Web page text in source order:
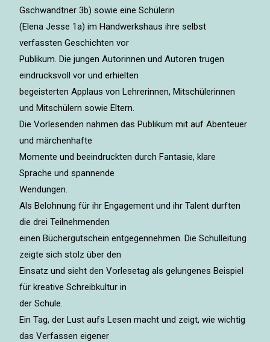
Gschwandtner 3b) sowie eine Schülerin
(Elena Jesse 1a) im Handwerkshaus ihre selbst
verfassten Geschichten vor
Publikum. Die jungen Autorinnen und Autoren trugen
eindrucksvoll vor und erhielten
begeisterten Applaus von Lehrerinnen, Mitschülerinnen
und Mitschülern sowie Eltern.
Die Vorlesenden nahmen das Publikum mit auf Abenteuer
und märchenhafte
Momente und beeindruckten durch Fantasie, klare
Sprache und spannende
Wendungen.
Als Belohnung für ihr Engagement und ihr Talent durften
die drei Teilnehmenden
einen Büchergutschein entgegennehmen. Die Schulleitung
zeigte sich stolz über den
Einsatz und sieht den Vorlesetag als gelungenes Beispiel
für kreative Schreibkultur in
der Schule.
Ein Tag, der Lust aufs Lesen macht und zeigt, wie wichtig
das Verfassen eigener